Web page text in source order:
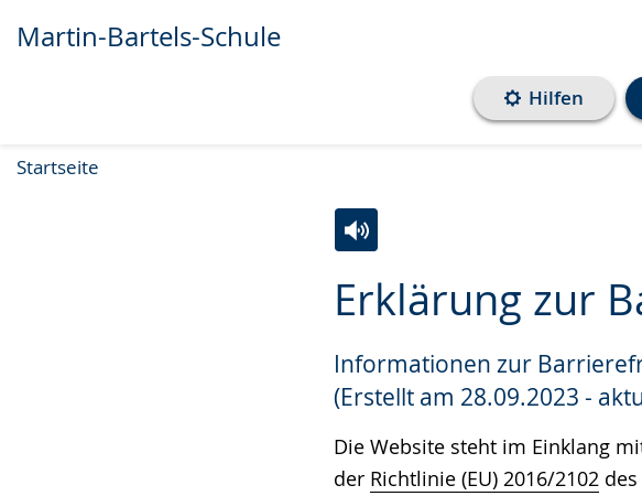
Transkript anzeigen
Abspielen
Pausieren
Martin-Bartels-Schule
Hilfen
Startseite
Erklärung zur
Informationen zur
(Erstellt am 28.09.2023 -
Die Website steht im Einklang
der Richtlinie (EU) 2016/2102
Leichten
wechseln.
Audio-
Video
Deutscher
Gebärdensprache
angezeigt.